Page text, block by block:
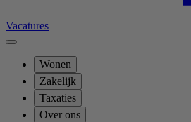
Vacatures
Wonen
Zakelijk
Taxaties
Over ons